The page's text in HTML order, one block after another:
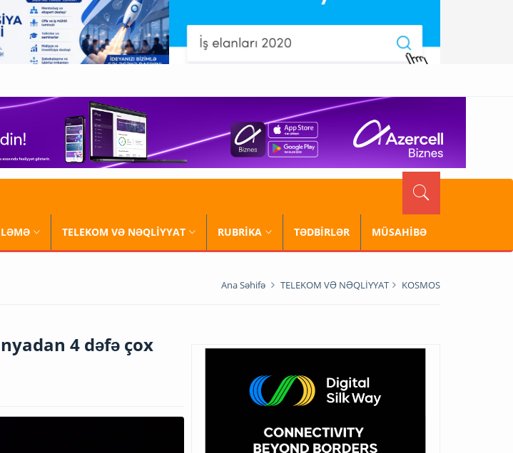
TELEKOM VƏ NƏQLİYYAT RUBRİKA TƏDBİRLƏR MÜSAHİBƏ
Ana Səhifə TELEKOM VƏ NƏQLİYYAT KOSMOS
4 dəfə çox